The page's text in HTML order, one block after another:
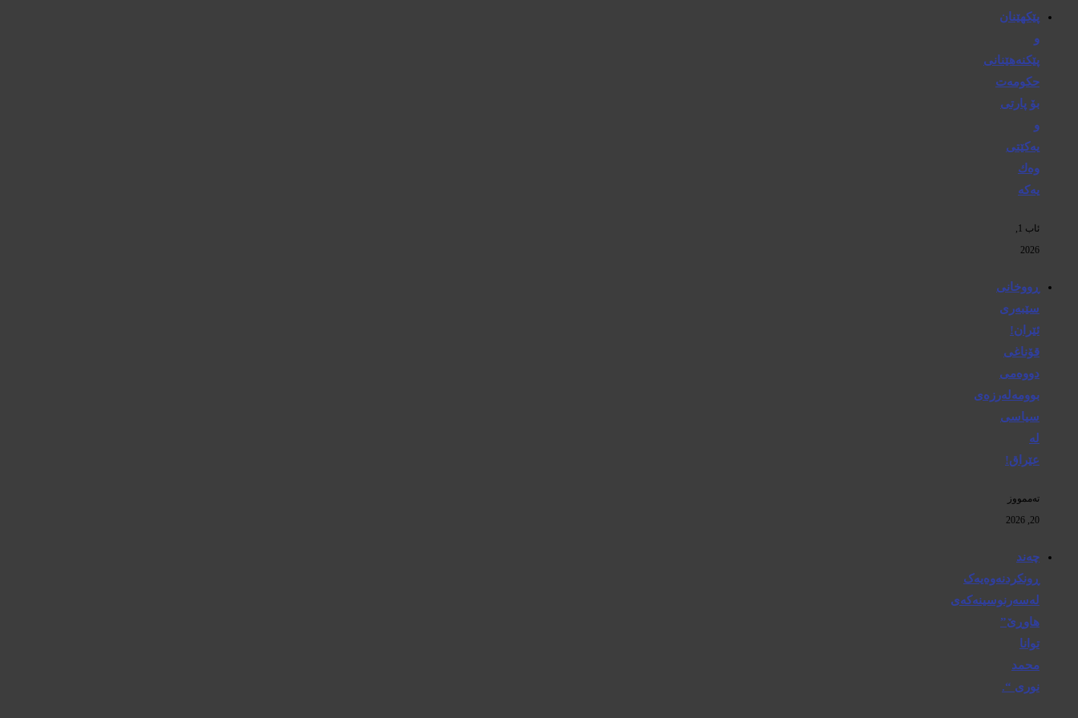
پێكهێنان
و
پێكنەهێنانی
حكومەت
بۆ پارتی
و
یەكێتی
وەك
یەكە
ئاب 1,
2026
ڕووخانی
سێبەری
ئێران!
قۆناغی
دووەمی
بوومەلەرزەی
سیاسی
لە
عێراق!
تەممووز
20, 2026
چەند
ڕونکردنەوەیەک
لەسەرنوسینەکەی
هاوڕێ”
توانا
محمد
نوری “.